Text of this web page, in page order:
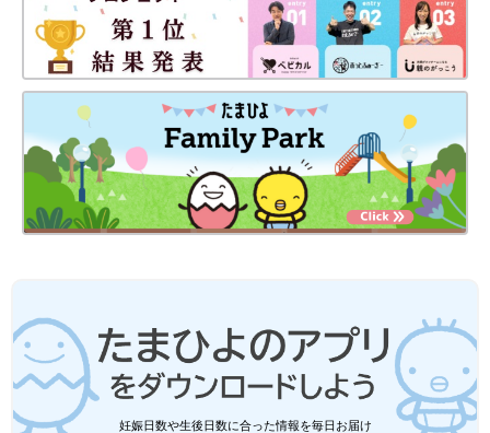
妊娠日数や生後日数に合った情報を毎日お届け